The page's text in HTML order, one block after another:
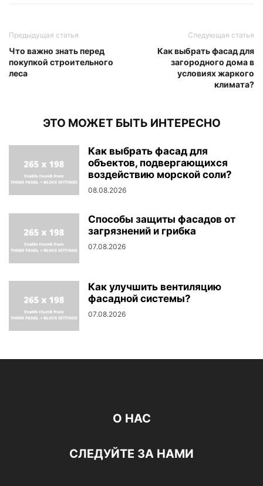
Предыдущая статья
Что важно знать перед
покупкой строительного
леса
Следующая статья
Как выбрать фасад для
загородного дома в
условиях жаркого
климата?
ЭТО МОЖЕТ БЫТЬ ИНТЕРЕСНО
Как выбрать фасад для
объектов, подвергающихся
воздействию морской соли?
08.08.2026
Способы защиты фасадов от
загрязнений и грибка
07.08.2026
Как улучшить вентиляцию
фасадной системы?
07.08.2026
О НАС
СЛЕДУЙТЕ ЗА НАМИ